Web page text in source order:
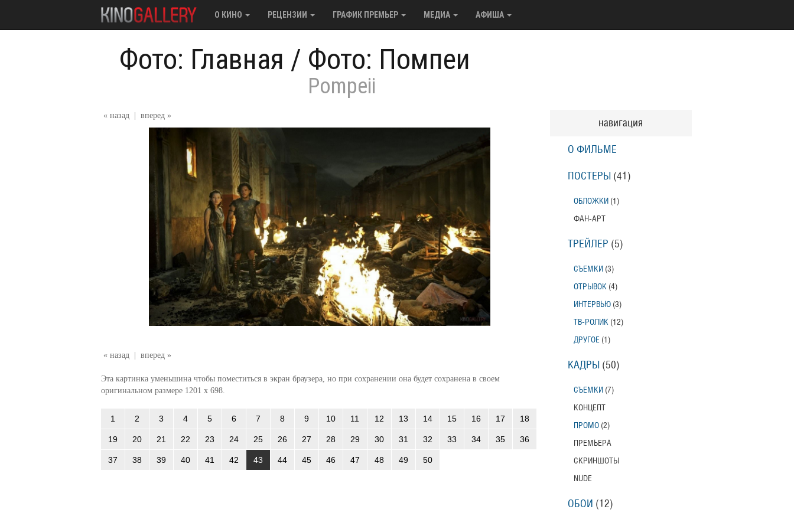
О КИНО РЕЦЕНЗИИ ГРАФИК ПРЕМЬЕР МЕДИА АФИША
Фото: Главная / Фото: Помпеи
Pompeii
« назад вперед »
« назад вперед »
Эта картинка уменьшина чтобы поместиться в экран браузера, но при сохранении она будет сохранена в своем
оригинальном размере 1201 x 698.
1 2 3 4 5 6 7 8 9 10 11 12 13 14 15 16 17 18
19 20 21 22 23 24 25 26 27 28 29 30 31 32 33 34 35 36
37 38 39 40 41 42 43 44 45 46 47 48 49 50
навигация
О ФИЛЬМЕ
ПОСТЕРЫ (41)
ОБЛОЖКИ (1)
ФАН-АРТ
ТРЕЙЛЕР (5)
СЪЕМКИ (3)
ОТРЫВОК (4)
ИНТЕРВЬЮ (3)
ТВ-РОЛИК (12)
ДРУГОЕ (1)
КАДРЫ (50)
СЪЕМКИ (7)
КОНЦЕПТ
ПРОМО (2)
ПРЕМЬЕРА
СКРИНШОТЫ
NUDE
ОБОИ (12)